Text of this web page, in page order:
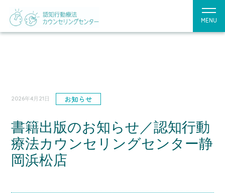
MENU
2026年4月21日 お知らせ
書籍出版のお知らせ／認知行動
療法カウンセリングセンター静
岡浜松店